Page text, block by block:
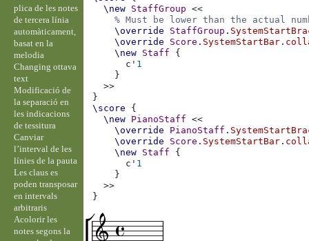
\new StaffGroup
<<
% Must be lower than the actual
\override
StaffGroup .
\override
Score . SystemStartBar .
\new Staff
{
c' 1
}
>>
}
\score
{
\new PianoStaff
<<
\override
PianoStaff .
\override
Score . SystemStartBar .
\new Staff
{
c' 1
}
>>
}
plica de les notes
de tercera línia
automàticament,
basat en la
melodia
Changing ottava
text
Modificació de
la separació en
les indicacions
de tessitura
Canviar
l’interval de les
línies de la pauta
Les claus es
poden transposar
en intervals
arbitraris
Acolorir les
notes segons la